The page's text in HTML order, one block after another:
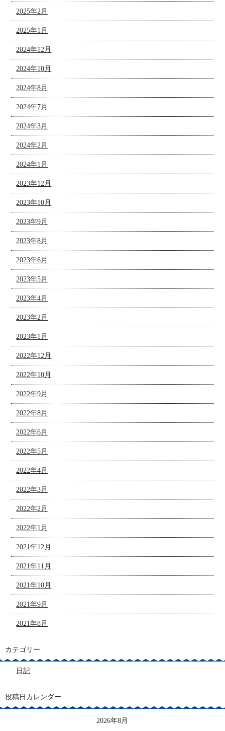
2025年2月
2025年1月
2024年12月
2024年10月
2024年8月
2024年7月
2024年3月
2024年2月
2024年1月
2023年12月
2023年10月
2023年9月
2023年8月
2023年6月
2023年5月
2023年4月
2023年2月
2023年1月
2022年12月
2022年10月
2022年9月
2022年8月
2022年6月
2022年5月
2022年4月
2022年3月
2022年2月
2022年1月
2021年12月
2021年11月
2021年10月
2021年9月
2021年8月
カテゴリー
日記
投稿日カレンダー
2026年8月